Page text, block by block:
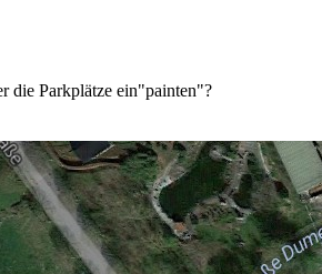
die Parkplätze ein"painten"?